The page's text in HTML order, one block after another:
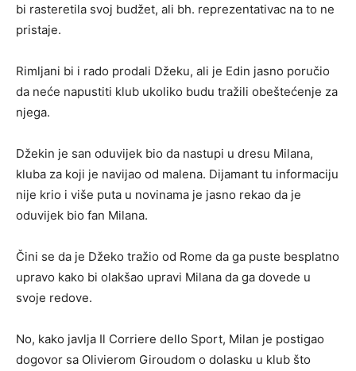
bi rasteretila svoj budžet, ali bh. reprezentativac na to ne
pristaje.
Rimljani bi i rado prodali Džeku, ali je Edin jasno poručio
da neće napustiti klub ukoliko budu tražili obeštećenje za
njega.
Džekin je san oduvijek bio da nastupi u dresu Milana,
kluba za koji je navijao od malena. Dijamant tu informaciju
nije krio i više puta u novinama je jasno rekao da je
oduvijek bio fan Milana.
Čini se da je Džeko tražio od Rome da ga puste besplatno
upravo kako bi olakšao upravi Milana da ga dovede u
svoje redove.
No, kako javlja Il Corriere dello Sport, Milan je postigao
dogovor sa Olivierom Giroudom o dolasku u klub što